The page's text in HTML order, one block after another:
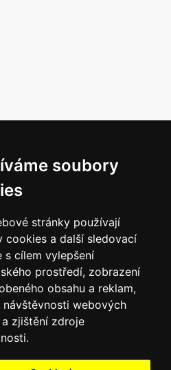
soubory
stránky používají
cookies a další sledovací
s cílem vylepšení
prostředí, zobrazení
obsahu a reklam,
návštěvnosti webových
zjištění zdroje
a dotazy nezůstanou bez odezvy.
HOME